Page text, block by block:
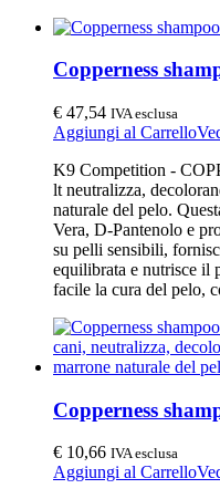
Copperness
€ 47,54 IVA esclusa
Aggiungi al Carrello
K9 Competition -
lt neutralizza,
naturale del pelo.
Vera, D-Pantenolo e
su pelli sensibili,
equilibrata e nutrisce il
facile la cura del pelo,
Copperness
€ 10,66 IVA esclusa
Aggiungi al Carrello